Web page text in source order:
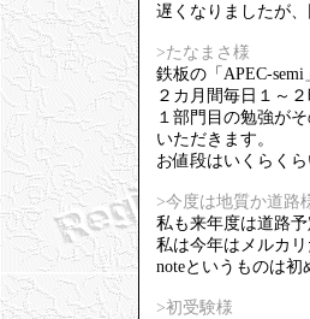
遅くなりましたが、
>たなまさ様
鉄板の「APEC-semi
２カ月間毎日１～２
１部門目の勉強が
いただきます。
お値段はいくらくら
>今度は地質か道路
私も来年度は道路
私は今年はメルカ
noteというものは
>初受験様